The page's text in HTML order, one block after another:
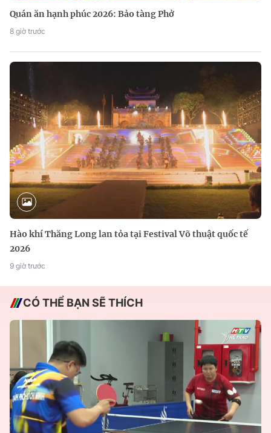
Quán ăn hạnh phúc 2026: Bảo tàng Phở
8 giờ trước
Hào khí Thăng Long lan tỏa tại Festival Võ thuật quốc tế
2026
9 giờ trước
CÓ THỂ BẠN SẼ THÍCH